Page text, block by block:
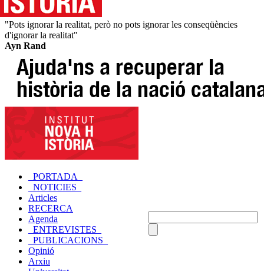
"Pots ignorar la realitat, però no pots ignorar les conseqüències
d'ignorar la realitat"
Ayn Rand
_PORTADA_
_NOTICIES_
Articles
RECERCA
Agenda
_ENTREVISTES_
_PUBLICACIONS_
Opinió
Arxiu